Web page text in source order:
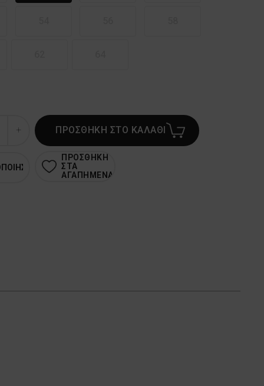
ΠΡΟΣΘΗΚΗ ΣΤΟ ΚΑΛΑΘΙ
ΠΡΟΣΘΗΚΗ
ΣΤΑ
ΑΓΑΠΗΜΕΝΑ